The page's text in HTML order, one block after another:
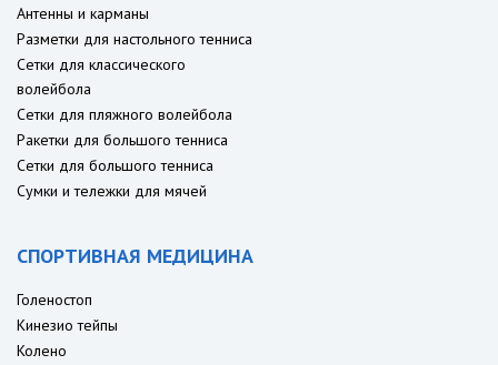
Антенны и карманы
Разметки для настольного тенниса
Сетки для классического
волейбола
Сетки для пляжного волейбола
Ракетки для большого тенниса
Сетки для большого тенниса
Сумки и тележки для мячей
СПОРТИВНАЯ МЕДИЦИНА
Голеностоп
Кинезио тейпы
Колено